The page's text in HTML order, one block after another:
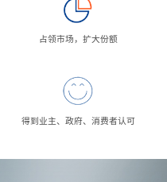
占领市场，扩大份额
得到业主、政府、消费者认可